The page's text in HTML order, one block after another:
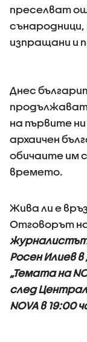
преселват
изпращани и
Днес
на първите
архаичен
обичаите им
времето.
Жива ли е
Отговорът
Росен Илиев
„Темата на
след
NOVA в 19:00